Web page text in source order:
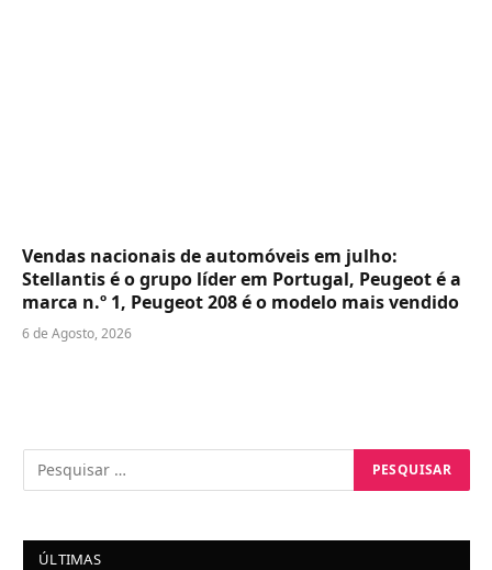
Vendas nacionais de automóveis em julho:
Stellantis é o grupo líder em Portugal, Peugeot é a
marca n.º 1, Peugeot 208 é o modelo mais vendido
6 de Agosto, 2026
ÚLTIMAS